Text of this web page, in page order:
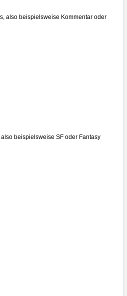
also beispielsweise Kommentar oder
beispielsweise SF oder Fantasy